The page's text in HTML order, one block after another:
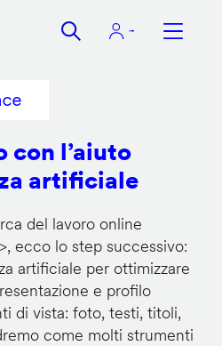
con l’aiuto
artificiale
del lavoro online
>, ecco lo step successivo:
artificiale per ottimizzare
e profilo
di vista: foto, testi, titoli,
come molti strumenti